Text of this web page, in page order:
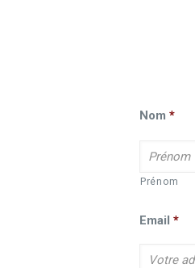
Nom *
Prénom
Email *